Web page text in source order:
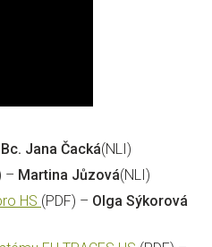
Bc. Jana Čacká(NLI)
– Martina Jůzová(NLI)
HS (PDF) – Olga Sýkorová